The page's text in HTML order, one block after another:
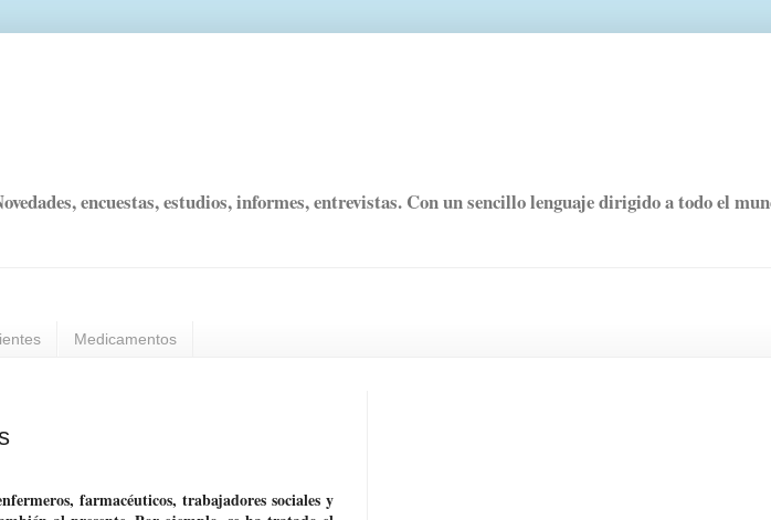
encuestas, estudios, informes, entrevistas. Con un sencillo lenguaje dirigido a todo el
Medicamentos
farmacéuticos, trabajadores sociales y